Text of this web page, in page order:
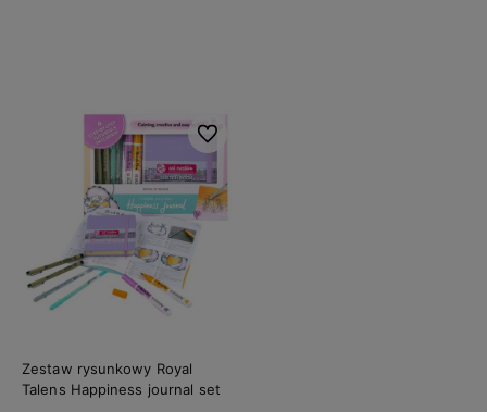
Zestaw rysunkowy Royal
Talens Happiness journal set
Do ulubionych